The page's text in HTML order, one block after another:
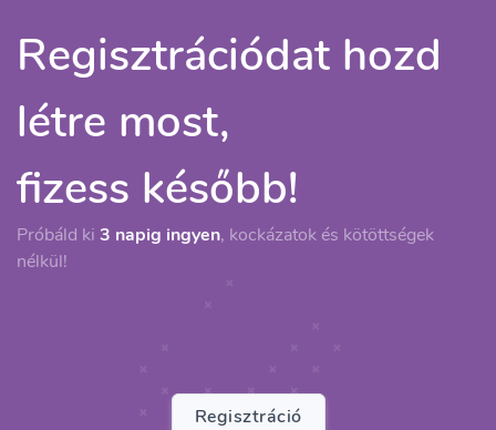
Regisztrációdat hozd
létre most,
fizess később!
Próbáld ki 3 napig ingyen, kockázatok és kötöttségek
nélkül!
Regisztráció